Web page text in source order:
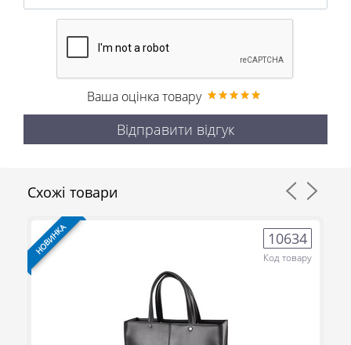
Ваша оцінка товару
Відправити відгук
Схожі товари
НОВИНКА 10634
Код товару